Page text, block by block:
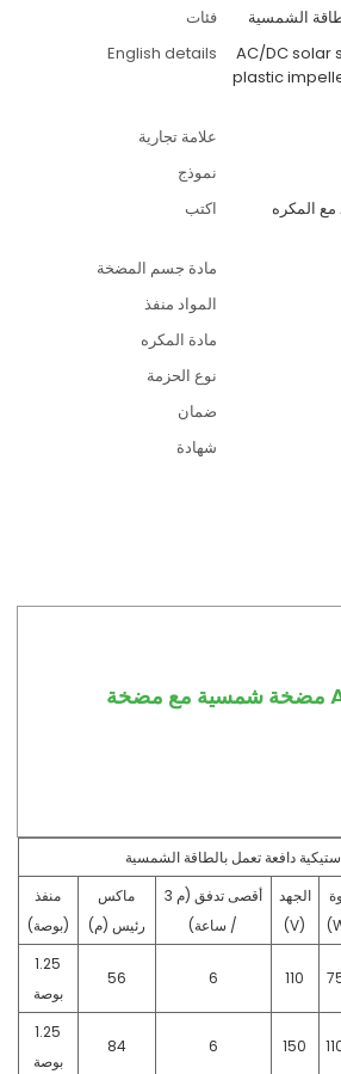
فئات
English details
AC/DC solar
plastic
علامة تجارية
نموذج
اكتب
المضخة الشمسية AC / DC مع المكره
مادة جسم المضخة
المواد منفذ
مادة المكره
نوع الحزمة
ضمان
شهادة
4 بوصة AC / DC مضخة شمسية مع مضخة
الجهد
(V)
أقصى تدفق (م 3
/ ساعة)
ماكس
رئيس (م)
منفذ
(بوصة)
110
6
56
1.25
بوصة
150
6
84
1.25
بوصة